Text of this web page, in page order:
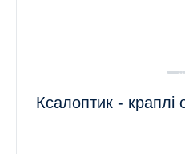
Ксалоптик - краплі